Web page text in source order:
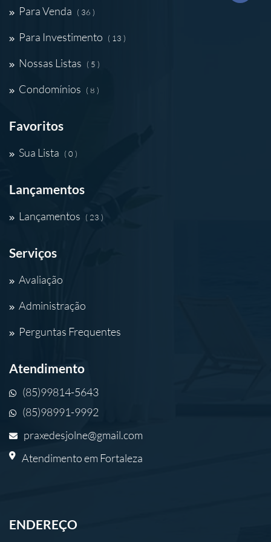
Para Venda ( 36 )
Para Investimento ( 13 )
Nossas Listas ( 5 )
Condomínios ( 8 )
Favoritos
Sua Lista ( 0 )
Lançamentos
Lançamentos ( 23 )
Serviços
Avaliação
Administração
Perguntas Frequentes
Atendimento
(85)99814-5643
(85)98991-9992
praxedesjolne@gmail.com
Atendimento em Fortaleza
ENDEREÇO